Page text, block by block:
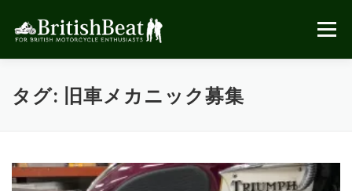
メニュー
タグ: 旧車メカニック募集